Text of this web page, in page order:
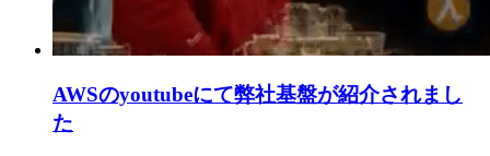
AWSのyoutubeにて弊社基盤が紹介されまし
た